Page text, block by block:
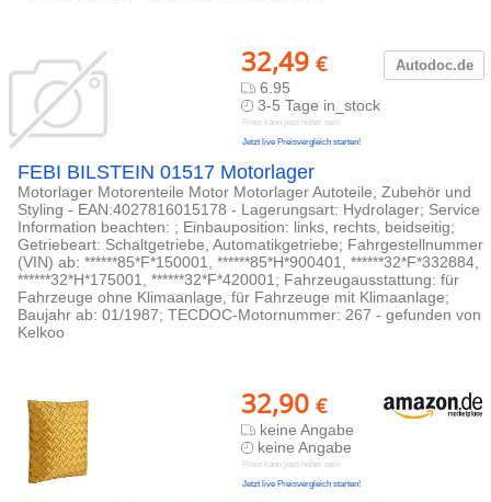
Autodoc.de
32,49 €
6.95
3-5 Tage in_stock
Preis kann jetzt höher sein
Jetzt live Preisvergleich starten!
FEBI BILSTEIN 01517 Motorlager
Motorlager Motorenteile Motor Motorlager Autoteile, Zubehör und
Styling - EAN:4027816015178 - Lagerungsart: Hydrolager; Service
Information beachten: ; Einbauposition: links, rechts, beidseitig;
Getriebeart: Schaltgetriebe, Automatikgetriebe; Fahrgestellnummer
(VIN) ab: ******85*F*150001, ******85*H*900401, ******32*F*332884,
******32*H*175001, ******32*F*420001; Fahrzeugausstattung: für
Fahrzeuge ohne Klimaanlage, für Fahrzeuge mit Klimaanlage;
Baujahr ab: 01/1987; TECDOC-Motornummer: 267 - gefunden von
Kelkoo
32,90 €
keine Angabe
keine Angabe
Preis kann jetzt höher sein
Jetzt live Preisvergleich starten!